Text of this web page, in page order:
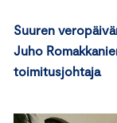
Suuren
Juho
toimitusjohtaja